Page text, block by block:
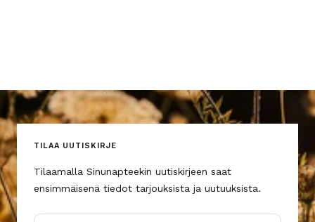
TILAA UUTISKIRJE
Tilaamalla Sinunapteekin uutiskirjeen saat
ensimmäisenä tiedot tarjouksista ja uutuuksista.